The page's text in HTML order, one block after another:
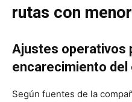
rutas con
Ajustes operativos
encarecimiento del
Según fuentes de la